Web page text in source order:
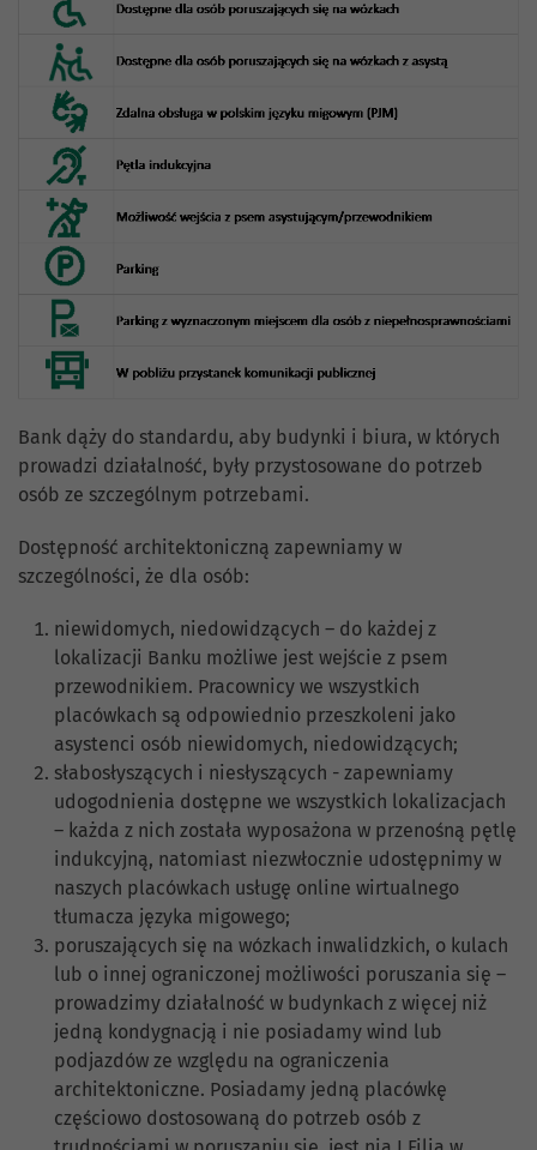
Bank dąży do standardu, aby budynki i biura, w których
prowadzi działalność, były przystosowane do potrzeb
osób ze szczególnym potrzebami.
Dostępność architektoniczną zapewniamy w
szczególności, że dla osób:
niewidomych, niedowidzących – do każdej z
lokalizacji Banku możliwe jest wejście z psem
przewodnikiem. Pracownicy we wszystkich
placówkach są odpowiednio przeszkoleni jako
asystenci osób niewidomych, niedowidzących;
słabosłyszących i niesłyszących - zapewniamy
udogodnienia dostępne we wszystkich lokalizacjach
– każda z nich została wyposażona w przenośną pętlę
indukcyjną, natomiast niezwłocznie udostępnimy w
naszych placówkach usługę online wirtualnego
tłumacza języka migowego;
poruszających się na wózkach inwalidzkich, o kulach
lub o innej ograniczonej możliwości poruszania się –
prowadzimy działalność w budynkach z więcej niż
jedną kondygnacją i nie posiadamy wind lub
podjazdów ze względu na ograniczenia
architektoniczne. Posiadamy jedną placówkę
częściowo dostosowaną do potrzeb osób z